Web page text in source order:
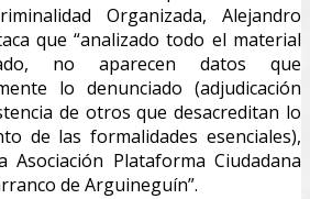
Organizada, Alejandro
que “analizado todo el material
no aparecen datos que
lo denunciado (adjudicación
de otros que desacreditan lo
de las formalidades esenciales),
Plataforma Ciudadana
de Arguineguín”.